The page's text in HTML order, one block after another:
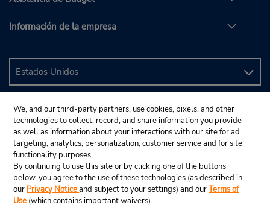
Información de la empresa
We, and our third-party partners, use cookies, pixels, and other
technologies to collect, record, and share information you provide
as well as information about your interactions with our site for ad
targeting, analytics, personalization, customer service and for site
functionality purposes.
By continuing to use this site or by clicking one of the buttons
below, you agree to the use of these technologies (as described in
our Privacy Noticeand subject to your settings) and ourTerms of
Use (which contains important waivers).